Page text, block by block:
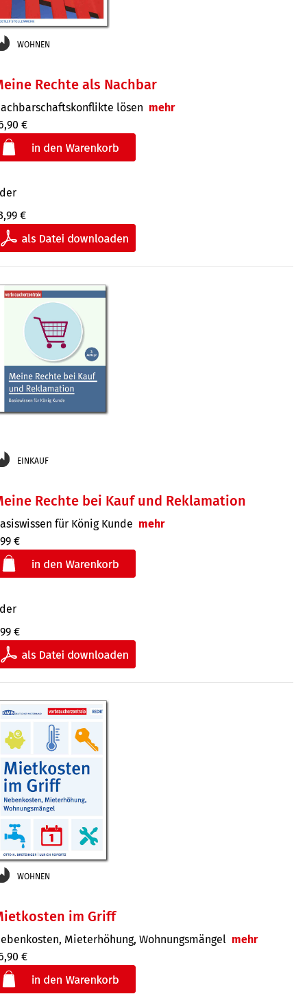
WOHNEN
Rechte als Nachbar
lösen mehr
€
€
EINKAUF
Rechte bei Kauf und Reklamation
für König Kunde mehr
€
€
WOHNEN
im Griff
Mieterhöhung, Wohnungsmängel mehr
€